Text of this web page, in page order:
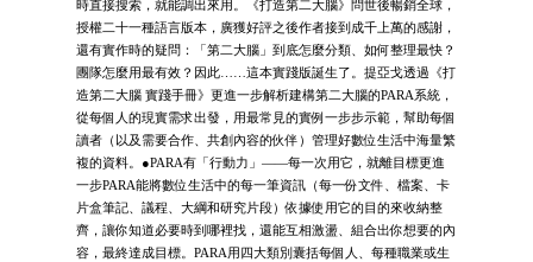
時直接搜索，就能調出來用。《打造第二大腦》問世後暢銷全球，
授權二十一種語言版本，廣獲好評之後作者接到成千上萬的感謝，
還有實作時的疑問：「第二大腦」到底怎麼分類、如何整理最快？
團隊怎麼用最有效？因此……這本實踐版誕生了。提亞戈透過《打
造第二大腦 實踐手冊》更進一步解析建構第二大腦的PARA系統，
從每個人的現實需求出發，用最常見的實例一步步示範，幫助每個
讀者（以及需要合作、共創內容的伙伴）管理好數位生活中海量繁
複的資料。●PARA有「行動力」——每一次用它，就離目標更進
一步PARA能將數位生活中的每一筆資訊（每一份文件、檔案、卡
片盒筆記、議程、大綱和研究片段）依據使用它的目的來收納整
齊，讓你知道必要時到哪裡找，還能互相激盪、組合出你想要的內
容，最終達成目標。PARA用四大類別囊括每個人、每種職業或生